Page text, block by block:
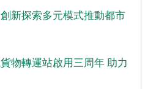
新探索多元模式推動都市
物轉運站啟用三周年 助力